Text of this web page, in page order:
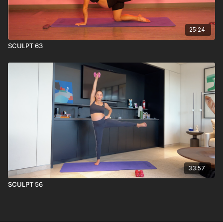
25:24
SCULPT 63
33:57
SCULPT 56